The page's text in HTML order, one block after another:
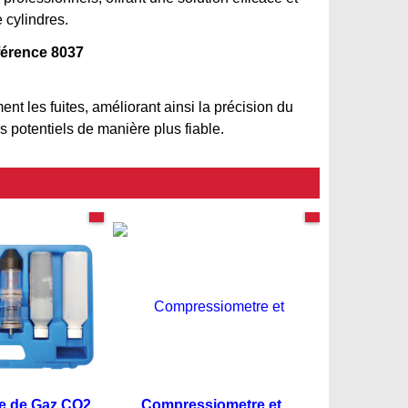
cylindres.
8037
les fuites, améliorant ainsi la précision du
potentiels de manière plus fiable.
TUTORIEL PDF
de Gaz CO2
TUTORIEL PDF
Compressiometre et